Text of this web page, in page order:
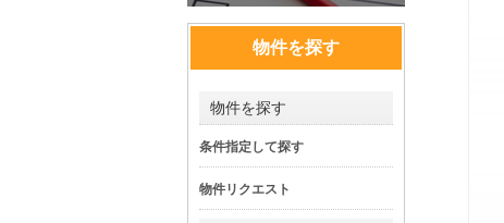
物件を探す
物件を探す
条件指定して探す
物件リクエスト